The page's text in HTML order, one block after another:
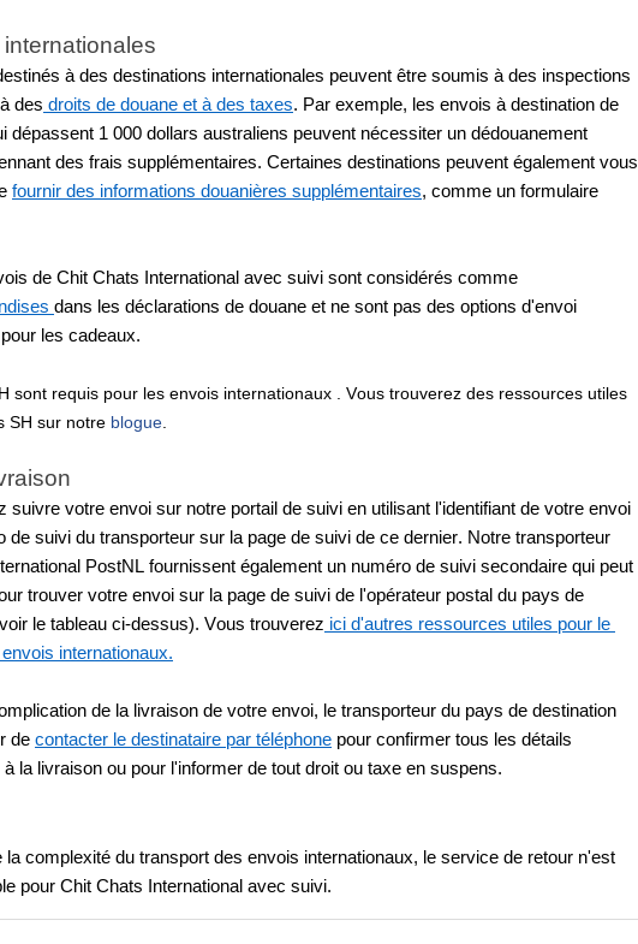
à des destinations internationales peuvent être soumis à des inspections
des droits de douane et à des taxes. Par exemple, les envois à destination de
dépassent 1 000 dollars australiens peuvent nécessiter un dédouanement
des frais supplémentaires. Certaines destinations peuvent également vous
fournir des informations douanières supplémentaires, comme un formulaire
de Chit Chats International avec suivi sont considérés comme
dans les déclarations de douane et ne sont pas des options d'envoi
les cadeaux.
sont requis pour les envois internationaux . Vous trouverez des ressources utiles
SH sur notre blogue
suivre votre envoi sur notre portail de suivi en utilisant l'identifiant de votre envoi
de suivi du transporteur sur la page de suivi de ce dernier. Notre transporteur
PostNL fournissent également un numéro de suivi secondaire qui peut
trouver votre envoi sur la page de suivi de l'opérateur postal du pays de
le tableau ci-dessus). Vous trouverez ici d'autres ressources utiles pour le
internationaux.
de la livraison de votre envoi, le transporteur du pays de destination
de contacter le destinataire par téléphone pour confirmer tous les détails
la livraison ou pour l'informer de tout droit ou taxe en suspens.
la complexité du transport des envois internationaux, le service de retour n'est
pour Chit Chats International avec suivi.